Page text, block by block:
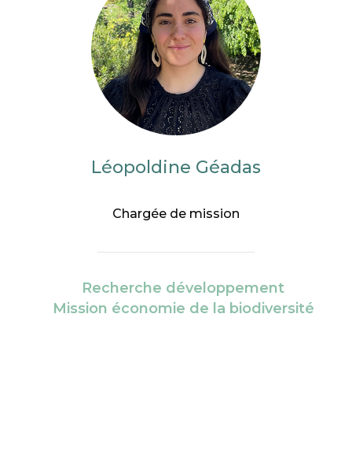
Léopoldine Géadas
Chargée de mission
Recherche développement
Mission économie de la biodiversité